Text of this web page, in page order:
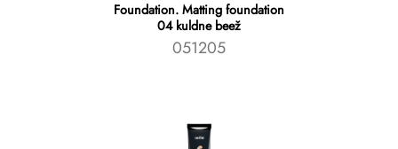
Foundation. Matting foundation
04 kuldne beež
051205